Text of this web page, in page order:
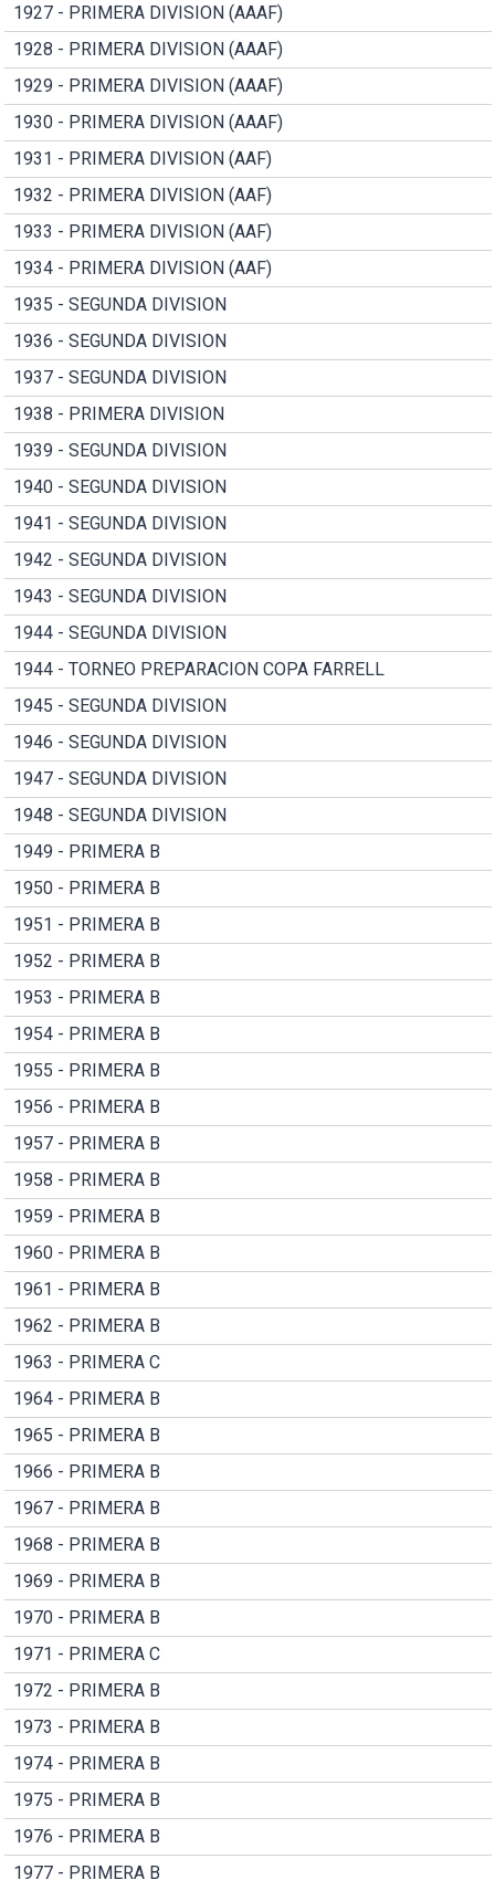
1927 - PRIMERA DIVISION (AAAF)
1928 - PRIMERA DIVISION (AAAF)
1929 - PRIMERA DIVISION (AAAF)
1930 - PRIMERA DIVISION (AAAF)
1931 - PRIMERA DIVISION (AAF)
1932 - PRIMERA DIVISION (AAF)
1933 - PRIMERA DIVISION (AAF)
1934 - PRIMERA DIVISION (AAF)
1935 - SEGUNDA DIVISION
1936 - SEGUNDA DIVISION
1937 - SEGUNDA DIVISION
1938 - PRIMERA DIVISION
1939 - SEGUNDA DIVISION
1940 - SEGUNDA DIVISION
1941 - SEGUNDA DIVISION
1942 - SEGUNDA DIVISION
1943 - SEGUNDA DIVISION
1944 - SEGUNDA DIVISION
1944 - TORNEO PREPARACION COPA FARRELL
1945 - SEGUNDA DIVISION
1946 - SEGUNDA DIVISION
1947 - SEGUNDA DIVISION
1948 - SEGUNDA DIVISION
1949 - PRIMERA B
1950 - PRIMERA B
1951 - PRIMERA B
1952 - PRIMERA B
1953 - PRIMERA B
1954 - PRIMERA B
1955 - PRIMERA B
1956 - PRIMERA B
1957 - PRIMERA B
1958 - PRIMERA B
1959 - PRIMERA B
1960 - PRIMERA B
1961 - PRIMERA B
1962 - PRIMERA B
1963 - PRIMERA C
1964 - PRIMERA B
1965 - PRIMERA B
1966 - PRIMERA B
1967 - PRIMERA B
1968 - PRIMERA B
1969 - PRIMERA B
1970 - PRIMERA B
1971 - PRIMERA C
1972 - PRIMERA B
1973 - PRIMERA B
1974 - PRIMERA B
1975 - PRIMERA B
1976 - PRIMERA B
1977 - PRIMERA B